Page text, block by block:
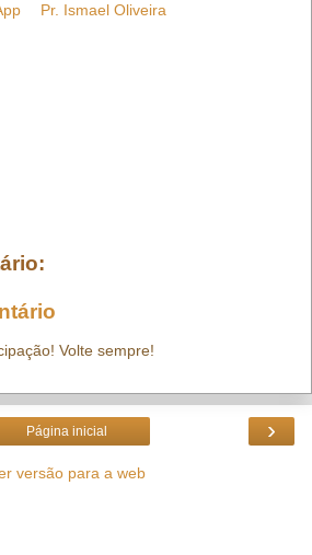
Pr. Ismael Oliveira
Volte sempre!
›
Página inicial
versão para a web